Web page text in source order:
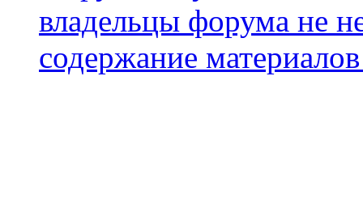
владельцы форума не
содержание